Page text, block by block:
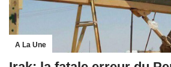
A La Une